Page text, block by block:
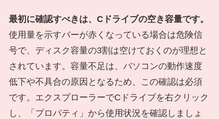
最初に確認すべきは、Cドライブの空き容量です。
使用量を示すバーが赤くなっている場合は危険信
号で、ディスク容量の3割は空けておくのが理想と
されています。容量不足は、パソコンの動作速度
低下や不具合の原因となるため、この確認は必須
です。エクスプローラーでCドライブを右クリック
し、「プロパティ」から使用状況を確認しましょ